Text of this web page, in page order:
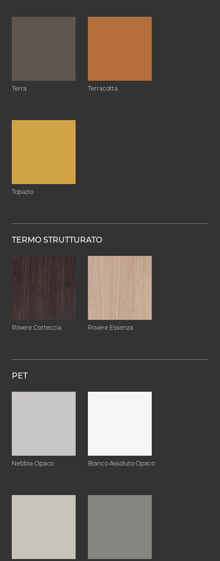
Terra Terracotta
Topazio
TERMO STRUTTURATO
Rovere Corteccia Rovere Essenza
PET
Nebbia Opaco Bianco Assoluto Opaco